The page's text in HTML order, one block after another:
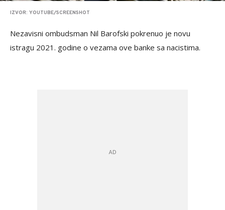
IZVOR: YOUTUBE/SCREENSHOT
Nezavisni ombudsman Nil Barofski pokrenuo je novu
istragu 2021. godine o vezama ove banke sa nacistima.